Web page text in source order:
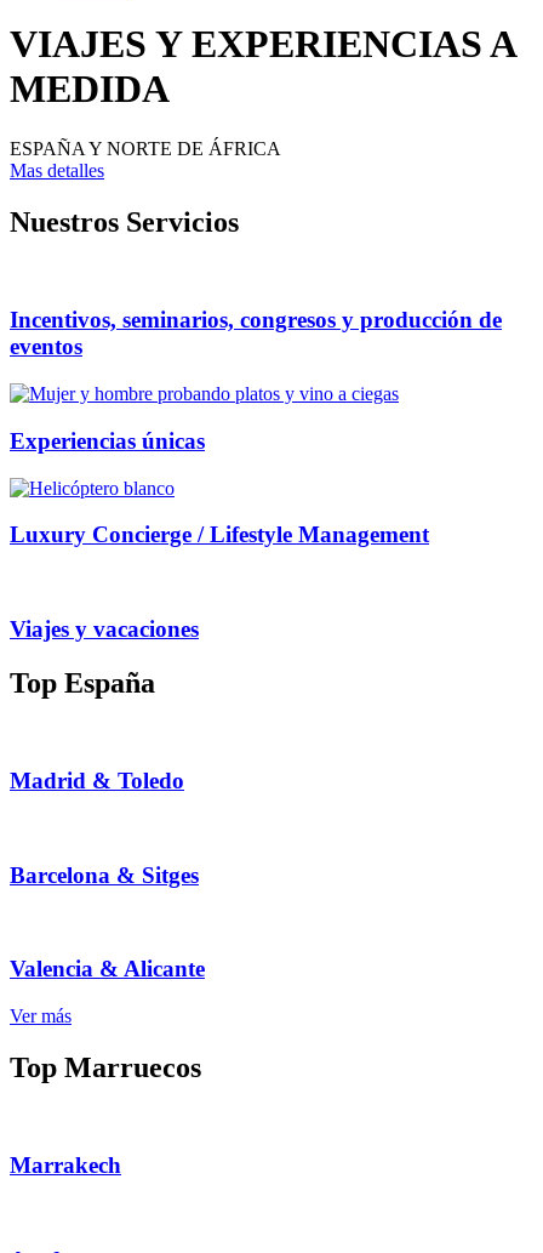
VIAJES Y EXPERIENCIAS A
MEDIDA
ESPAÑA Y NORTE DE ÁFRICA
Mas detalles
Nuestros Servicios
Incentivos, seminarios, congresos y producción de
eventos
Experiencias únicas
Luxury Concierge / Lifestyle Management
Viajes y vacaciones
Top España
Madrid & Toledo
Barcelona & Sitges
Valencia & Alicante
Ver más
Top Marruecos
Marrakech